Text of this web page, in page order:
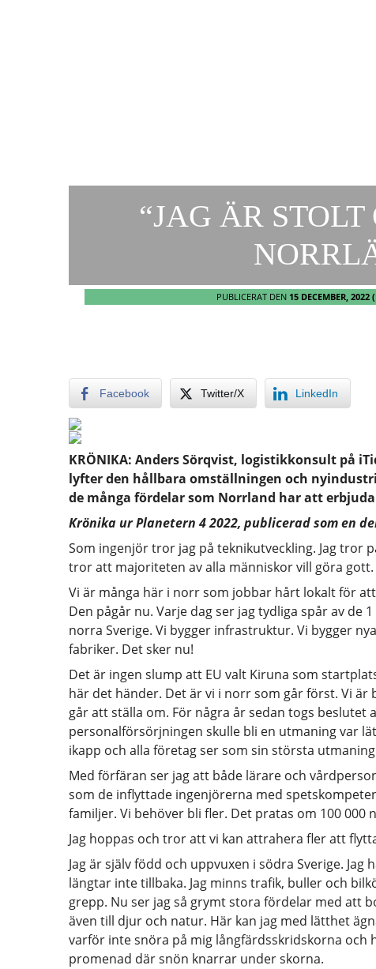
“JAG ÄR
PUBLICERAT DEN 15 DECEMBER, 2022
Facebook Twitter/X LinkedIn
KRÖNIKA: Anders Sörqvist, logistikkonsult på
lyfter den hållbara omställningen och
de många fördelar som Norrland har att
Krönika ur Planetern 4 2022, publicerad som en
Som ingenjör tror jag på teknikutveckling. Jag tror
tror att majoriteten av alla människor vill göra
Vi är många här i norr som jobbar hårt lokalt för
Den pågår nu. Varje dag ser jag tydliga spår av de
norra Sverige. Vi bygger infrastruktur. Vi bygger
fabriker. Det sker nu!
Det är ingen slump att EU valt Kiruna som
här det händer. Det är vi i norr som går först. Vi
går att ställa om. För några år sedan togs beslutet
personalförsörjningen skulle bli en utmaning var
ikapp och alla företag ser som sin största
Med förfäran ser jag att både lärare och
som de inflyttade ingenjörerna med
familjer. Vi behöver bli fler. Det pratas om 100 000
Jag hoppas och tror att vi kan attrahera fler att
Jag är själv född och uppvuxen i södra Sverige.
längtar inte tillbaka. Jag minns trafik, buller och
grepp. Nu ser jag så grymt stora fördelar med att
även till djur och natur. Här kan jag med lätthet
varför inte snöra på mig långfärdsskridskorna
promenad där snön knarrar under skorna.